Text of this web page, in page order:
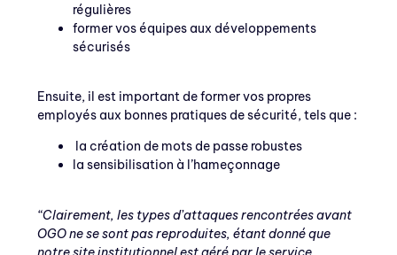
régulières
former vos équipes aux développements
sécurisés
Ensuite, il est important de former vos propres
employés aux bonnes pratiques de sécurité, tels que :
la création de mots de passe robustes
la sensibilisation à l’hameçonnage
“Clairement, les types d’attaques rencontrées avant
OGO ne se sont pas reproduites, étant donné que